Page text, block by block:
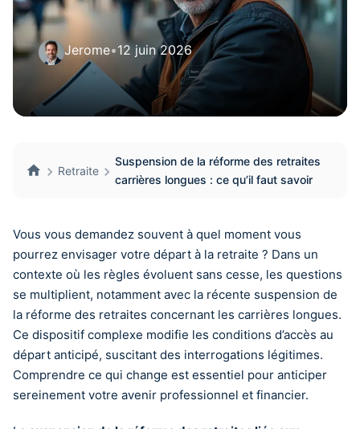
Jerome•12 juin 2026
Retraite
Suspension de la réforme des retraites
carrières longues : ce qu’il faut savoir
Vous vous demandez souvent à quel moment vous
pourrez envisager votre départ à la retraite ? Dans un
contexte où les règles évoluent sans cesse, les questions
se multiplient, notamment avec la récente suspension de
la réforme des retraites concernant les carrières longues.
Ce dispositif complexe modifie les conditions d’accès au
départ anticipé, suscitant des interrogations légitimes.
Comprendre ce qui change est essentiel pour anticiper
sereinement votre avenir professionnel et financier.